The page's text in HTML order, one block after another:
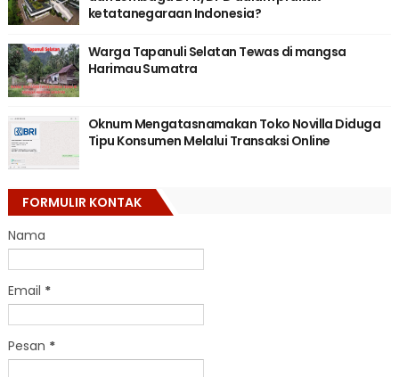
ketatanegaraan Indonesia?
Warga Tapanuli Selatan Tewas di mangsa
Harimau Sumatra
Oknum Mengatasnamakan Toko Novilla Diduga
Tipu Konsumen Melalui Transaksi Online
FORMULIR KONTAK
Nama
Email *
Pesan *